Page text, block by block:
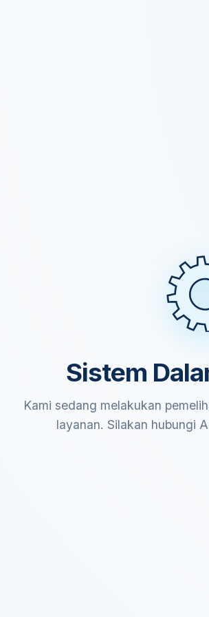
Sistem
Kami sedang melakukan
layanan. Silakan hubungi